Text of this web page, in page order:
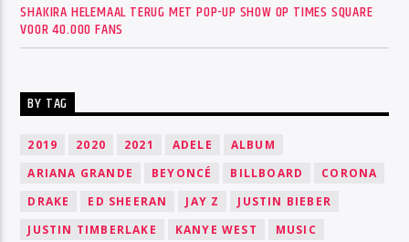
SHAKIRA HELEMAAL TERUG MET POP-UP SHOW OP TIMES SQUARE
VOOR 40.000 FANS
BY TAG
2019 2020 2021 ADELE
ALBUM
ARIANA GRANDE
BEYONCÉ BILLBOARD
CORONA
DRAKE
ED SHEERAN JAY Z
JUSTIN BIEBER
JUSTIN TIMBERLAKE
KANYE WEST
MUSIC